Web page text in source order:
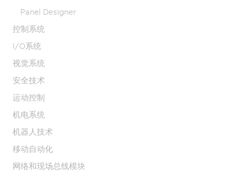
Panel Designer
控制系统
I/O系统
视觉系统
安全技术
运动控制
机电系统
机器人技术
移动自动化
网络和现场总线模块